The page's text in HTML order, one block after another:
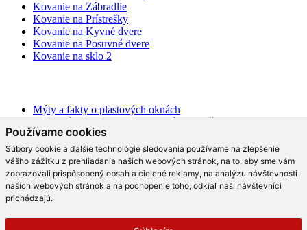
Používame cookies
Súbory cookie a ďalšie technológie sledovania používame na zlepšenie
vášho zážitku z prehliadania našich webových stránok, na to, aby sme vám
zobrazovali prispôsobený obsah a cielené reklamy, na analýzu návštevnosti
našich webových stránok a na pochopenie toho, odkiaľ naši návštevníci
prichádzajú.
Kovanie na Zábradlie
Kovanie na Prístrešky
Kovanie na Kyvné dvere
Kovanie na Posuvné dvere
Kovanie na sklo 2
Mýty a fakty o plastových oknách
Moderné schodisko: Spoznajte rôzne možnosti prevedenia v
interiéri
Ako najlepšie opticky zväčšiť priestor?
Na čo slúži hliníková pergola a aké má výhody?
Ako efektne a prakticky predeliť akýkoľvek priestor?
Aké trendy prináša moderná kuchyňa?
Čo radia dizajnéri o skle v interiéri?
Moderné sklenené riešenia, ktoré vás rozhodne oslovia!